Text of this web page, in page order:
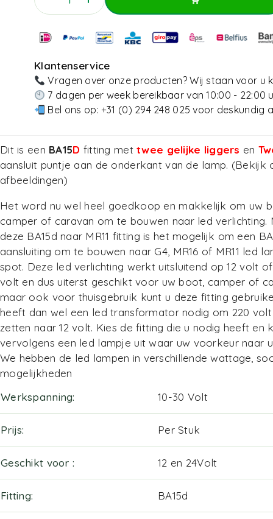
Toevoegen Aan Winkelwagen
Klantenservice
Vragen over onze producten? Wij staan voor u
7 dagen per week bereikbaar van 10:00 - 22:00
Bel ons op: +31 (0) 294 248 025 voor deskundig
Dit is een BA15D fitting mettwee gelijke liggers en
aansluit puntje aan de onderkant van de lamp. (Bekijk
afbeeldingen)
Het word nu wel heel goedkoop en makkelijk om uw
camper of caravan om te bouwen naar led verlichting.
deze BA15d naar MR11 fitting is het mogelijk om een
aansluiting om te bouwen naar G4, MR16 of MR11 led
spot. Deze led verlichting werkt uitsluitend op 12 volt
volt en dus uiterst geschikt voor uw boot, camper of
maar ook voor thuisgebruik kunt u deze fitting
heeft dan wel een led transformator nodig om 220
zetten naar 12 volt. Kies de fitting die u nodig heeft en
vervolgens een led lampje uit waar uw voorkeur naar
We hebben de led lampen in verschillende wattage,
mogelijkheden
Werkspanning
10-30 Volt
Prijs Per Stuk
Geschikt voor 12 en 24Volt
Fitting BA15d